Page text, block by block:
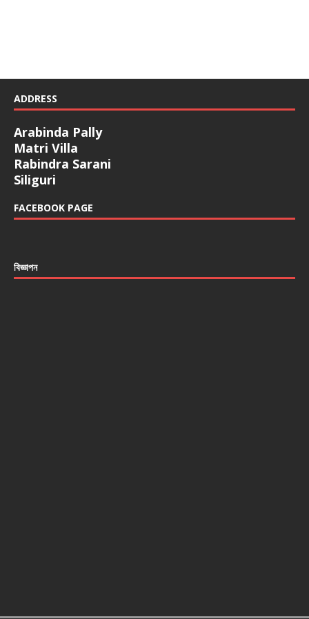
ADDRESS
Arabinda Pally
Matri Villa
Rabindra Sarani
Siliguri
FACEBOOK PAGE
বিজ্ঞাপন